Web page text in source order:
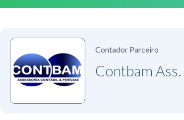
Contador Parceiro
Contbam